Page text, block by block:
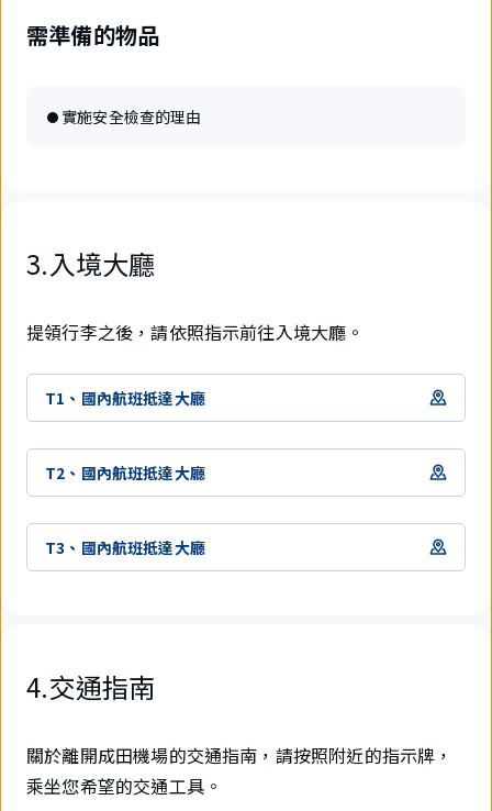
需準備的物品
實施安全檢查的理由
3.入境大廳
提領行李之後，請依照指示前往入境大廳。
T1、國內航班抵達大廳
T2、國內航班抵達大廳
T3、國內航班抵達大廳
4.交通指南
關於離開成田機場的交通指南，請按照附近的指示牌，
乘坐您希望的交通工具。